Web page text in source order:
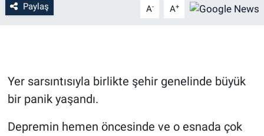
Paylaş A- A+
Yer sarsıntısıyla birlikte şehir genelinde büyük
bir panik yaşandı.
Depremin hemen öncesinde ve o esnada çok